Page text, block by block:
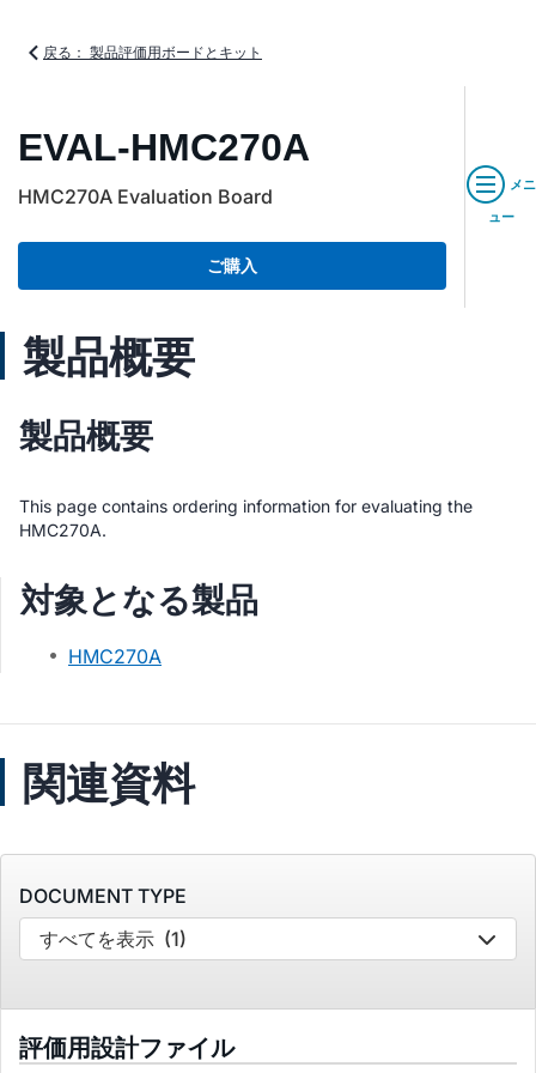
戻る： 製品評価用ボードとキット
EVAL-HMC270A
HMC270A Evaluation Board
ご購入
メニ
ュー
製品概要
製品概要
This page contains ordering information for evaluating the
HMC270A.
対象となる製品
HMC270A
関連資料
DOCUMENT TYPE
すべてを表示 (1)
評価用設計ファイル